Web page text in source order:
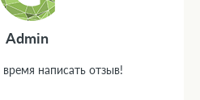
Admin
написать отзыв!